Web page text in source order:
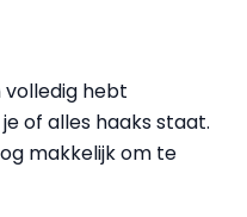
hebt
of alles haaks staat.
makkelijk om te